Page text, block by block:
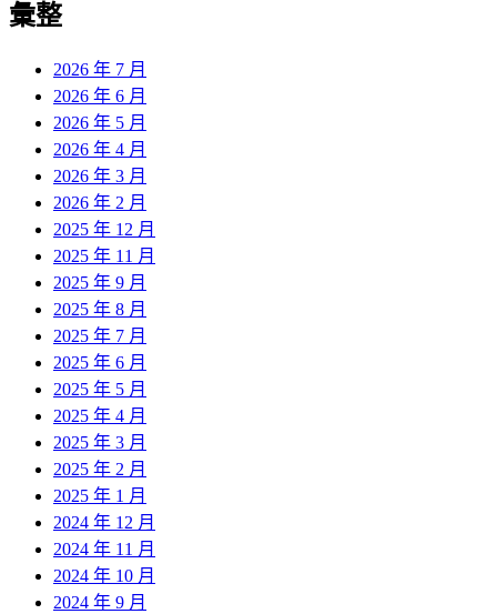
彙整
2026 年 7 月
2026 年 6 月
2026 年 5 月
2026 年 4 月
2026 年 3 月
2026 年 2 月
2025 年 12 月
2025 年 11 月
2025 年 9 月
2025 年 8 月
2025 年 7 月
2025 年 6 月
2025 年 5 月
2025 年 4 月
2025 年 3 月
2025 年 2 月
2025 年 1 月
2024 年 12 月
2024 年 11 月
2024 年 10 月
2024 年 9 月